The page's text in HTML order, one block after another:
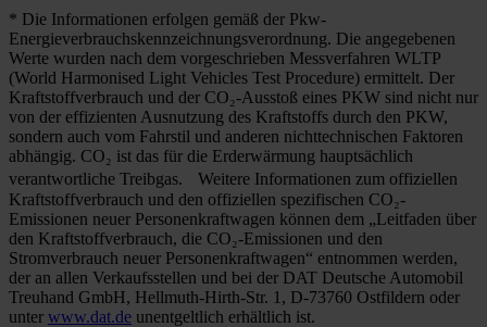
* Die Informationen erfolgen gemäß der Pkw-
Energieverbrauchskennzeichnungsverordnung. Die angegebenen
Werte wurden nach dem vorgeschrieben Messverfahren WLTP
(World Harmonised Light Vehicles Test Procedure) ermittelt. Der
Kraftstoffverbrauch und der CO₂-Ausstoß eines PKW sind nicht nur
von der effizienten Ausnutzung des Kraftstoffs durch den PKW,
sondern auch vom Fahrstil und anderen nichttechnischen Faktoren
abhängig. CO₂ ist das für die Erderwärmung hauptsächlich
verantwortliche Treibgas. Weitere Informationen zum offiziellen
Kraftstoffverbrauch und den offiziellen spezifischen CO₂-
Emissionen neuer Personenkraftwagen können dem „Leitfaden über
den Kraftstoffverbrauch, die CO₂-Emissionen und den
Stromverbrauch neuer Personenkraftwagen“ entnommen werden,
der an allen Verkaufsstellen und bei der DAT Deutsche Automobil
Treuhand GmbH, Hellmuth-Hirth-Str. 1, D-73760 Ostfildern oder
unter www.dat.de unentgeltlich erhältlich ist.